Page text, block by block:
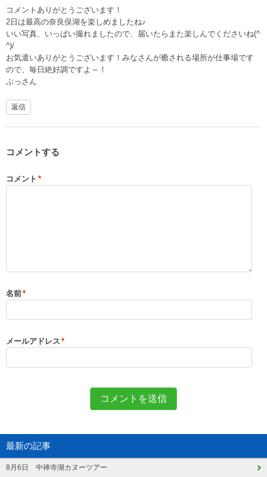
コメントありがとうございます！
2日は最高の奈良俣湖を楽しめましたね♪
いい写真、いっぱい撮れましたので、届いたらまた楽しんでくださいね(^
^)/
お気遣いありがとうございます！みなさんが癒される場所が仕事場です
ので、毎日絶好調ですよ～！
ぶっさん
返信
コメントする
コメント *
名前*
メールアドレス *
最新の記事
8月6日 中禅寺湖カヌーツアー